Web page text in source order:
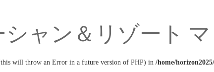
シャン＆リゾート
will throw an Error in a future version of PHP) in /home/